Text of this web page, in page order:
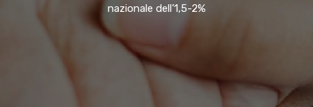
nazionale dell’1,5-2%